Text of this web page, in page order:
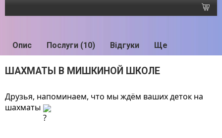
Опис Послуги (10) Відгуки Ще
ШАХМАТЫ В МИШКИНОЙ ШКОЛЕ
Друзья, напоминаем, что мы ждём ваших деток на
шахматы